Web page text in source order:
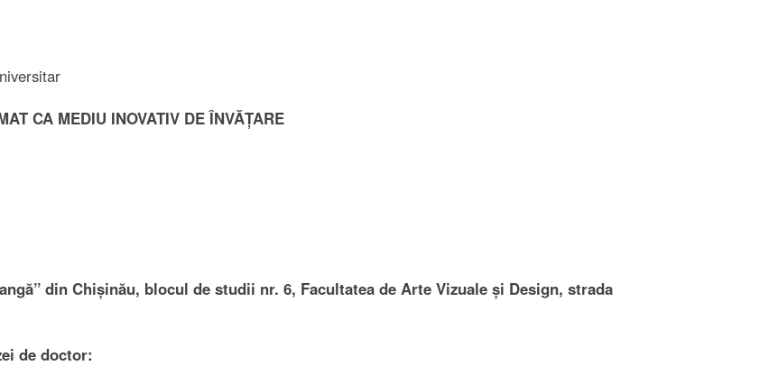
CA MEDIU INOVATIV DE ÎNVĂȚARE
din Chișinău, blocul de studii nr. 6, Facultatea de Arte Vizuale și Design, strada
de doctor: